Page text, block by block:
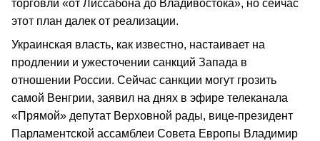
торговли «от Лиссабона до Владивостока», но сейчас
этот план далек от реализации.
Украинская власть, как известно, настаивает на
продлении и ужесточении санкций Запада в
отношении России. Сейчас санкции могут грозить
самой Венгрии, заявил на днях в эфире телеканала
«Прямой» депутат Верховной рады, вице-президент
Парламентской ассамблеи Совета Европы Владимир